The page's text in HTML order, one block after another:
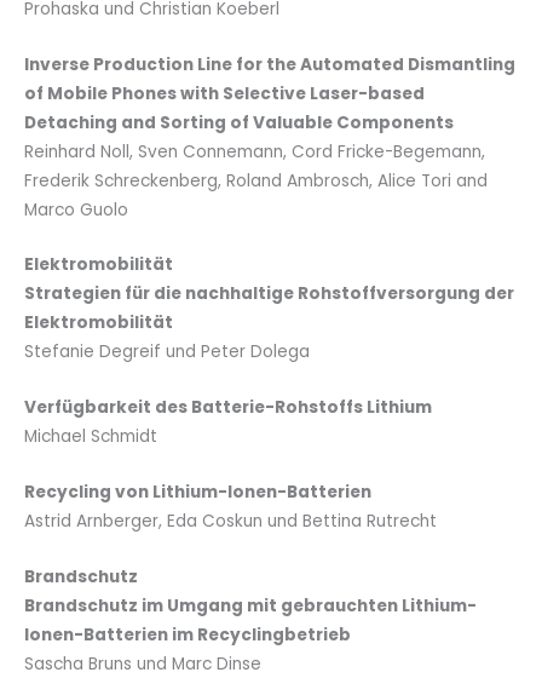
Prohaska und Christian Koeberl
Inverse Production Line for the Automated Dismantling
of Mobile Phones with Selective Laser-based
Detaching and Sorting of Valuable Components
Reinhard Noll, Sven Connemann, Cord Fricke-Begemann,
Frederik Schreckenberg, Roland Ambrosch, Alice Tori and
Marco Guolo
Elektromobilität
Strategien für die nachhaltige Rohstoffversorgung der
Elektromobilität
Stefanie Degreif und Peter Dolega
Verfügbarkeit des Batterie-Rohstoffs Lithium
Michael Schmidt
Recycling von Lithium-Ionen-Batterien
Astrid Arnberger, Eda Coskun und Bettina Rutrecht
Brandschutz
Brandschutz im Umgang mit gebrauchten Lithium-
Ionen-Batterien im Recyclingbetrieb
Sascha Bruns und Marc Dinse